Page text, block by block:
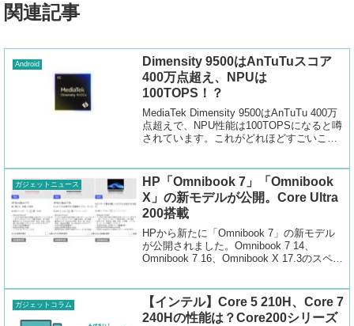
関連記事
Android
Dimensity 9500はAnTuTuスコア
400万点超え、NPUは
100TOPS！？
MediaTek Dimensity 9500はAnTuTu 400万
点超えで、NPU性能は100TOPSになると噂
されています。これがどれほどすごいこと
ガジェットニュース
HP「Omnibook 7」「Omnibook
X」の新モデルが公開。Core Ultra
200搭載
HPから新たに「Omnibook 7」の新モデル
が公開されました。Omnibook 7 14、
Omnibook 7 16、Omnibook X 17.3のスペッ
ガジェットコラム
【インテル】Core 5 210H、Core 7
240Hの性能は？Core200シリーズ